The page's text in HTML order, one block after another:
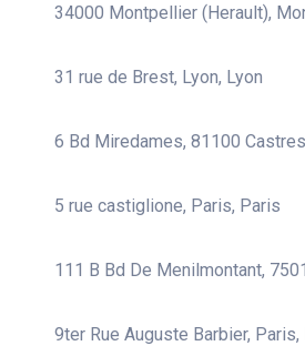
34000 Montpellier (Herault),
31 rue de Brest, Lyon, Lyon
6 Bd Miredames, 81100
5 rue castiglione, Paris, Paris
111 B Bd De Menilmontant,
9ter Rue Auguste Barbier, Paris,